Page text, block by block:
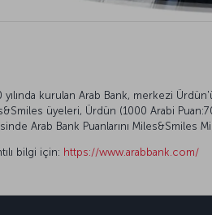
yılında kurulan Arab Bank, merkezi
üyeleri, Ürdün (1000 Arabi
Arab Bank Puanlarını Miles&Smiles
bilgi için: https://www.arabbank.com/